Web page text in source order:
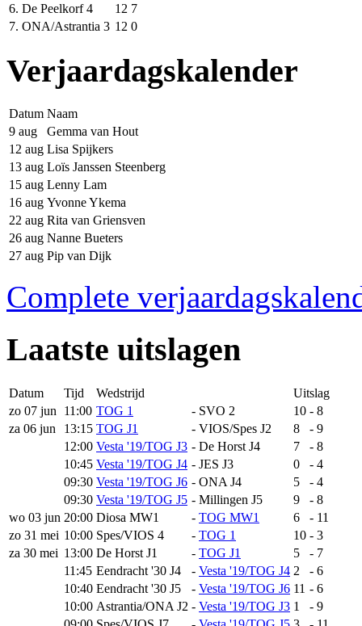
6. De Peelkorf 4 12 7
7. ONA/Astrantia 3 12 0
Verjaardagskalender
Datum Naam
9 aug
Gemma van Hout
12 aug Lisa Spijkers
13 aug Loïs Janssen Steenberg
15 aug Lenny Lam
16 aug Yvonne Ykema
22 aug Rita van Griensven
26 aug Nanne Bueters
27 aug Pip van Dijk
Complete
Laatste uitslagen
Datum Tijd Wedstrijd
Uitslag
zo 07 jun
11:00 TOG 1 - SVO 2 10 - 8
za 06 jun
13:15 TOG J1 - VIOS/Spes J2 8 - 9
12:00 Vesta '19/TOG J3 - De Horst J4 7 - 8
10:45 Vesta '19/TOG J4 - JES J3 0 - 4
09:30 Vesta '19/TOG J6 - ONA J4 5 - 4
09:30 Vesta '19/TOG J5 - Millingen J5 9 - 8
wo 03 jun 20:00 Diosa MW1 - TOG MW1 6 - 11
zo 31 mei 10:00 Spes/VIOS 4 - TOG 1 10 - 3
za 30 mei 13:00 De Horst J1 - TOG J1 5 - 7
11:45 Eendracht '30 J4 - Vesta '19/TOG J4 2 - 6
10:40 Eendracht '30 J5 - Vesta '19/TOG J6 11 - 6
10:00 Astrantia/ONA J2 - Vesta '19/TOG J3 1 - 9